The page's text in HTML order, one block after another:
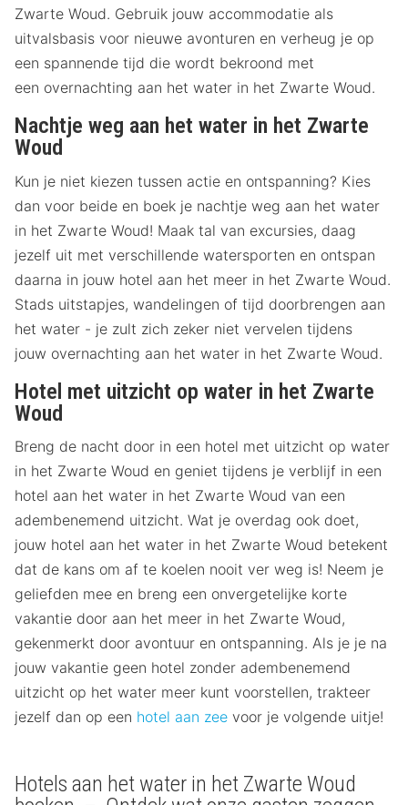
Zwarte Woud. Gebruik jouw accommodatie als
uitvalsbasis voor nieuwe avonturen en verheug je op
een spannende tijd die wordt bekroond met
een overnachting aan het water in het Zwarte Woud.
Nachtje weg aan het water in het Zwarte
Woud
Kun je niet kiezen tussen actie en ontspanning? Kies
dan voor beide en boek je nachtje weg aan het water
in het Zwarte Woud! Maak tal van excursies, daag
jezelf uit met verschillende watersporten en ontspan
daarna in jouw hotel aan het meer in het Zwarte Woud.
Stads uitstapjes, wandelingen of tijd doorbrengen aan
het water - je zult zich zeker niet vervelen tijdens
jouw overnachting aan het water in het Zwarte Woud.
Hotel met uitzicht op water in het Zwarte
Woud
Breng de nacht door in een hotel met uitzicht op water
in het Zwarte Woud en geniet tijdens je verblijf in een
hotel aan het water in het Zwarte Woud van een
adembenemend uitzicht. Wat je overdag ook doet,
jouw hotel aan het water in het Zwarte Woud betekent
dat de kans om af te koelen nooit ver weg is! Neem je
geliefden mee en breng een onvergetelijke korte
vakantie door aan het meer in het Zwarte Woud,
gekenmerkt door avontuur en ontspanning. Als je je na
jouw vakantie geen hotel zonder adembenemend
uitzicht op het water meer kunt voorstellen, trakteer
jezelf dan op een hotel aan zee voor je volgende uitje!
Hotels aan het water in het Zwarte Woud